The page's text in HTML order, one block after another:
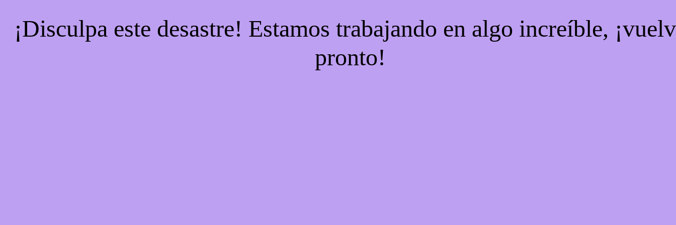
¡Disculpa este desastre! Estamos trabajando en algo increíble,
pronto!